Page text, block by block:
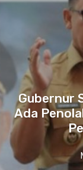
Gubernur
Ada